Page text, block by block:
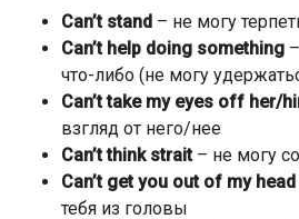
Can’t stand – не могу
Can’t help doing something
что-либо (не могу
Can’t take my eyes off her/
взгляд от него/нее
Can’t think strait– не могу
Can’t get you out of my head
тебя из головы